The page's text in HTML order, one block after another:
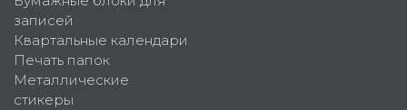
записей
Квартальные календари
Печать папок
Металлические
стикеры